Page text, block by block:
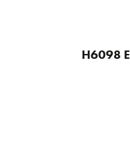
H6098